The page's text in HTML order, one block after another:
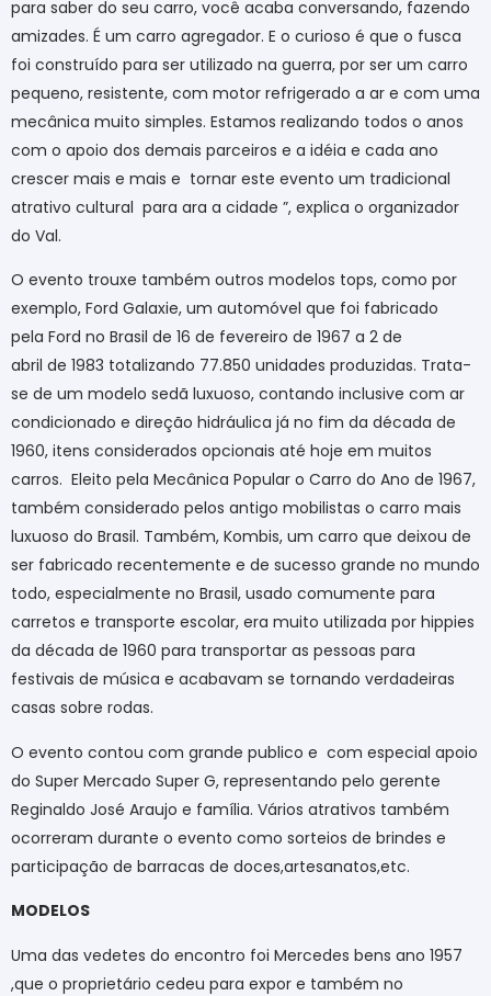
para saber do seu carro, você acaba conversando, fazendo
amizades. É um carro agregador. E o curioso é que o fusca
foi construído para ser utilizado na guerra, por ser um carro
pequeno, resistente, com motor refrigerado a ar e com uma
mecânica muito simples. Estamos realizando todos o anos
com o apoio dos demais parceiros e a idéia e cada ano
crescer mais e mais e tornar este evento um tradicional
atrativo cultural para ara a cidade ”, explica o organizador
do Val.
O evento trouxe também outros modelos tops, como por
exemplo, Ford Galaxie, um automóvel que foi fabricado
pela Ford no Brasil de 16 de fevereiro de 1967 a 2 de
abril de 1983 totalizando 77.850 unidades produzidas. Trata-
se de um modelo sedã luxuoso, contando inclusive com ar
condicionado e direção hidráulica já no fim da década de
1960, itens considerados opcionais até hoje em muitos
carros. Eleito pela Mecânica Popular o Carro do Ano de 1967,
também considerado pelos antigo mobilistas o carro mais
luxuoso do Brasil. Também, Kombis, um carro que deixou de
ser fabricado recentemente e de sucesso grande no mundo
todo, especialmente no Brasil, usado comumente para
carretos e transporte escolar, era muito utilizada por hippies
da década de 1960 para transportar as pessoas para
festivais de música e acabavam se tornando verdadeiras
casas sobre rodas.
O evento contou com grande publico e com especial apoio
do Super Mercado Super G, representando pelo gerente
Reginaldo José Araujo e família. Vários atrativos também
ocorreram durante o evento como sorteios de brindes e
participação de barracas de doces,artesanatos,etc.
MODELOS
Uma das vedetes do encontro foi Mercedes bens ano 1957
,que o proprietário cedeu para expor e também no